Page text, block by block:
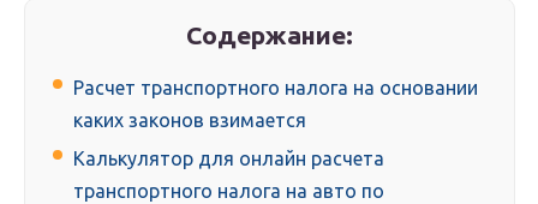
Содержание:
Расчет транспортного налога на основании
каких законов взимается
Калькулятор для онлайн расчета
транспортного налога на авто по